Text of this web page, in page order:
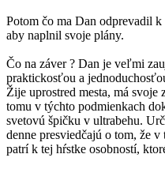
Potom čo ma Dan odprevadil
aby naplnil svoje plány.
Čo na záver ? Dan je veľmi
praktickosťou a
Žije uprostred mesta, má svoje
tomu v týchto podmienkach
svetovú špičku v ultrabehu.
denne presviedčajú o tom, že
patrí k tej hŕstke osobností,